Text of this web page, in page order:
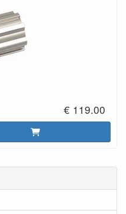
€ 119.00